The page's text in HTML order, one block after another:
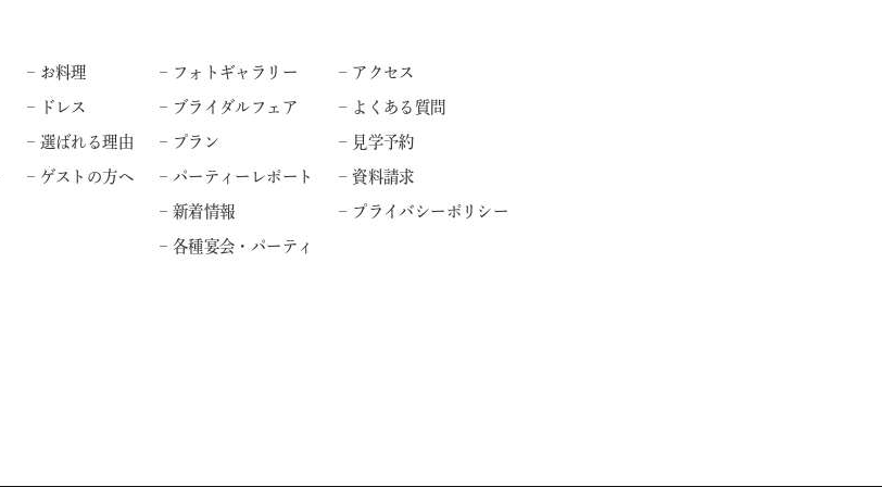
– お料理
– ドレス
– 選ばれる理由
– ゲストの方へ
– フォトギャラリー
– ブライダルフェア
– プラン
– パーティーレポート
– 新着情報
– 各種宴会・パーティ
– アクセス
– よくある質問
– 見学予約
– 資料請求
– プライバシーポリシー